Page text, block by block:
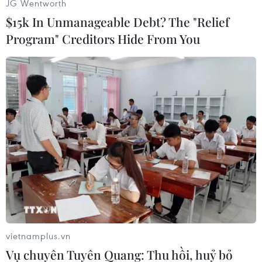
phút chót cũng như sẽ không cản trở Hàn Quốc
tổ chức thành công sự kiện thể thao quan trọng
sắp tới.
Cùng ngày, Bộ trưởng Ngoại giao Trung Quốc
Vương Nghị đã điện đàm với người đồng cấp
Nga Sergei Lavrov để thảo luận về quan hệ song
phương cũng như căng thẳng trên Bán đảo
Triều Tiên.
Cũng tại cuộc điện đàm, hai bên đều cho rằng
Trung Quốc và Nga có một mối quan hệ bền
chặt, đạt được nhiều thành quả tích cực trong
những năm qua, đồng thời nhất trí tiếp tục duy
trì liên lạc chiến lược trong các vấn đề lớn./.
(TTXVN/Vietnam+)
JG Wentworth
$15k In Unmanageable Debt? The "Relief
Program" Creditors Hide From You
vietnamplus.vn
Vụ chuyên Tuyên Quang: Thu hồi, huỷ bỏ